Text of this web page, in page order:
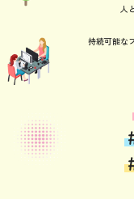
人
持続可能な